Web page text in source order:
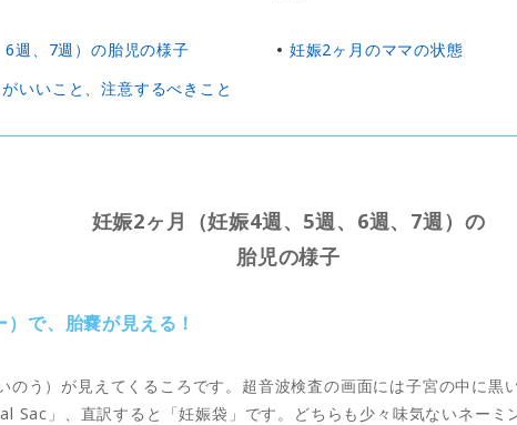
週、7週）の胎児の様子
妊娠2ヶ月のママの状態
いいこと、注意するべきこと
妊娠2ヶ月（妊娠4週、5週、6週、7週）の
胎児の様子
で、胎嚢が見える！
のう）が見えてくるころです。超音波検査の画面には子宮の中に黒
」、直訳すると「妊娠袋」です。どちらも少々味気ないネーミ